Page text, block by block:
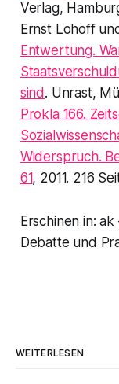
Verlag,
Ernst Lohoff
Entwertung.
sind. Unrast,
Prokla 166.
Widerspruch.
61, 2011. 216
Erschinen in:ak
Debatte und
WEITERLESEN